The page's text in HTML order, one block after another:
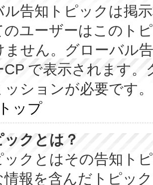
ル告知トピックは掲
のユーザーはこのト
ません。グローバル
CP で表示されます
ションが必要です。
ップ
クとは？
ックとはその告知ト
情報を含んだトピッ